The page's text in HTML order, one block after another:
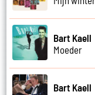
Bart Kaell
Moeder
Bart Kaell